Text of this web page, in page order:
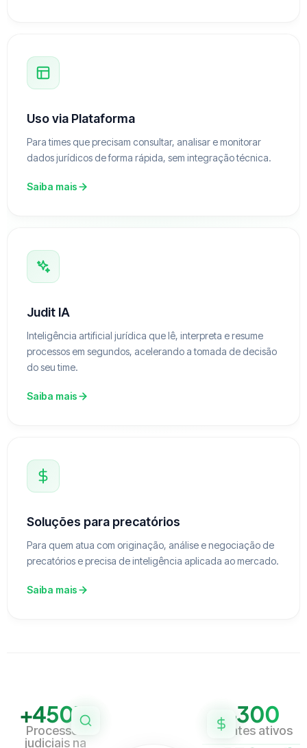
Uso via Plataforma
Para times que precisam consultar, analisar e monitorar
dados jurídicos de forma rápida, sem integração técnica.
Saiba mais
Judit IA
Inteligência artificial jurídica que lê, interpreta e resume
processos em segundos, acelerando a tomada de decisão
do seu time.
Saiba mais
Soluções para precatórios
Para quem atua com originação, análise e negociação de
precatórios e precisa de inteligência aplicada ao mercado.
Saiba mais
+450M
Processos
judiciais na
+300
Clientes ativos